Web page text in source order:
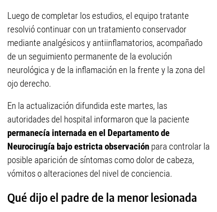
Luego de completar los estudios, el equipo tratante
resolvió continuar con un tratamiento conservador
mediante analgésicos y antiinflamatorios, acompañado
de un seguimiento permanente de la evolución
neurológica y de la inflamación en la frente y la zona del
ojo derecho.
En la actualización difundida este martes, las
autoridades del hospital informaron que la paciente
permanecía internada en el Departamento de
Neurocirugía bajo estricta observación para controlar la
posible aparición de síntomas como dolor de cabeza,
vómitos o alteraciones del nivel de conciencia.
Qué dijo el padre de la menor lesionada